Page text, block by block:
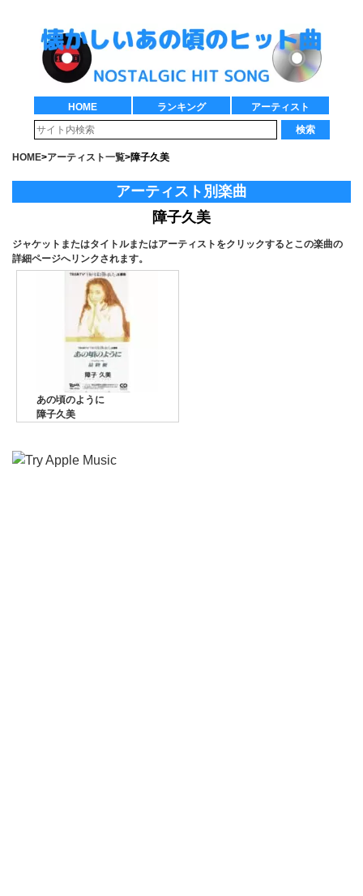
HOME ランキング
アーティスト
検索
HOME>アーティスト一覧>障子久美
アーティスト別楽曲
障子久美
ジャケットまたはタイトルまたはアーティストをクリックするとこの楽曲の
詳細ページへリンクされます。
あの頃のように
障子久美